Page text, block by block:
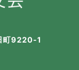
町9220-1